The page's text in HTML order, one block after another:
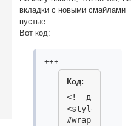
вкладки с новыми смайлами
пустые.
Вот код:
+++
Код:
<!--
<style